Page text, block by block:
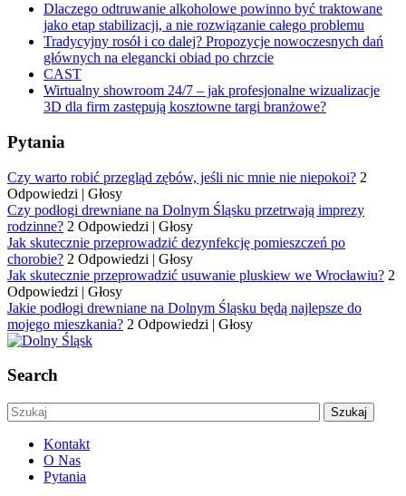
Dlaczego odtruwanie alkoholowe powinno być traktowane
jako etap stabilizacji, a nie rozwiązanie całego problemu
Tradycyjny rosół i co dalej? Propozycje nowoczesnych dań
głównych na elegancki obiad po chrzcie
CAST
Wirtualny showroom 24/7 – jak profesjonalne wizualizacje
3D dla firm zastępują kosztowne targi branżowe?
Pytania
Czy warto robić przegląd zębów, jeśli nic mnie nie niepokoi? 2
Odpowiedzi | Głosy
Czy podłogi drewniane na Dolnym Śląsku przetrwają imprezy
rodzinne? 2 Odpowiedzi | Głosy
Jak skutecznie przeprowadzić dezynfekcję pomieszczeń po
chorobie? 2 Odpowiedzi | Głosy
Jak skutecznie przeprowadzić usuwanie pluskiew we Wrocławiu? 2
Odpowiedzi | Głosy
Jakie podłogi drewniane na Dolnym Śląsku będą najlepsze do
mojego mieszkania? 2 Odpowiedzi | Głosy
Search
Kontakt
O Nas
Pytania